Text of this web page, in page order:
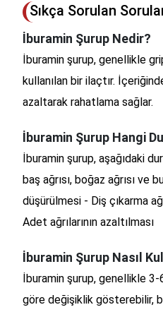
Sıkça Sorulan
İburamin Şurup Nedir?
İburamin şurup, genellikle
kullanılan bir ilaçtır.
azaltarak rahatlama sağlar.
İburamin Şurup Hangi
İburamin şurup, aşağıdaki
baş ağrısı, boğaz ağrısı ve
düşürülmesi - Diş çıkarma
Adet ağrılarının azaltılması
İburamin Şurup Nasıl
İburamin şurup, genellikle 3-
göre değişiklik gösterebilir,